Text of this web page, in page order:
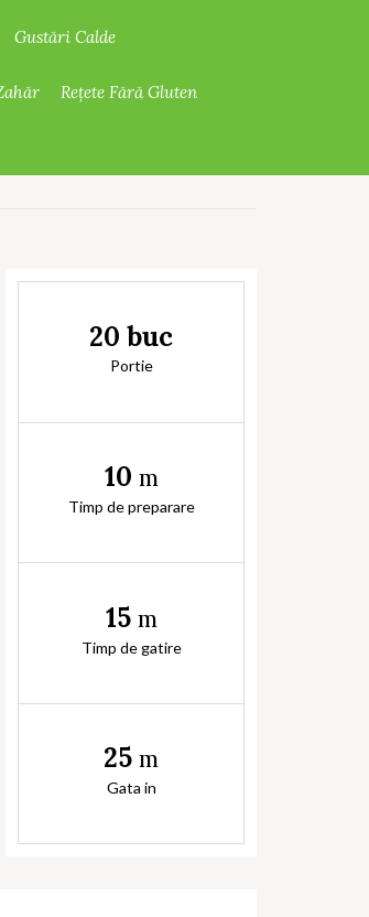
Gustări Calde
Rețete Fără Gluten
20 buc
Portie
10 m
Timp de preparare
15 m
Timp de gatire
25 m
Gata in